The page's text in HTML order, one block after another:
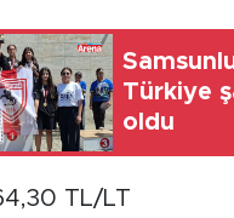
Türkiye
oldu
TL/LT